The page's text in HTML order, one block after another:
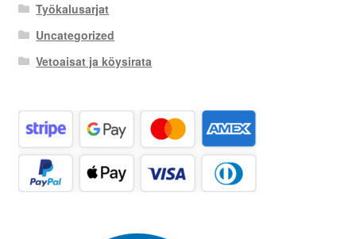
Työkalusarjat
Uncategorized
Vetoaisat ja köysirata